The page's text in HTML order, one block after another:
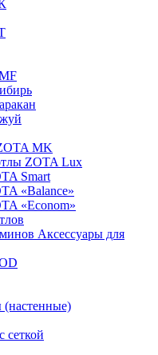
MK
ZOTA Lux
Smart
«Balance»
«Econom»
Аксессуары для
сеткой